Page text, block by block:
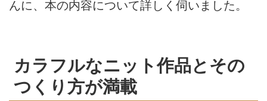
んに、本の内容について詳しく伺いました。
カラフルなニット作品とその
つくり方が満載